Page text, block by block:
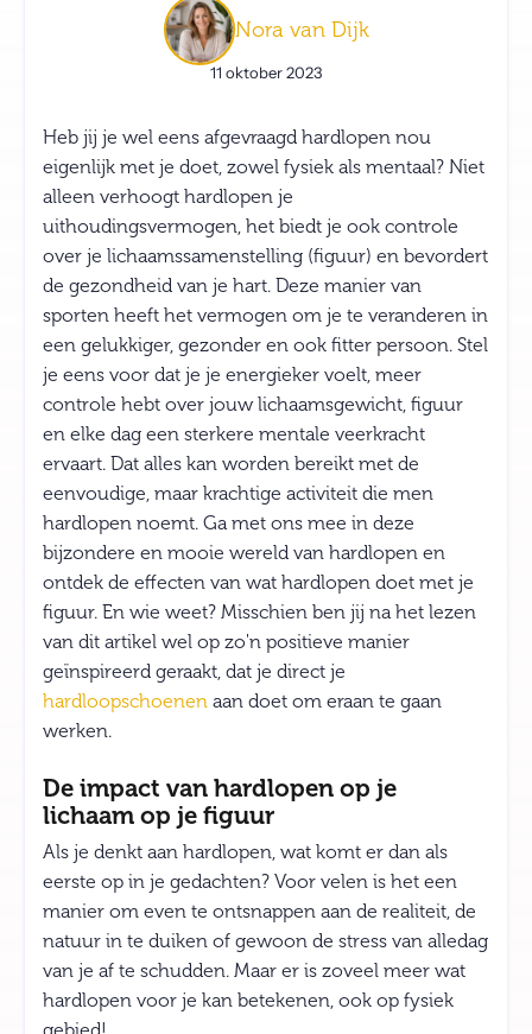
Nora van Dijk
11 oktober 2023
Heb jij je wel eens afgevraagd hardlopen nou
eigenlijk met je doet, zowel fysiek als mentaal? Niet
alleen verhoogt hardlopen je
uithoudingsvermogen, het biedt je ook controle
over je lichaamssamenstelling (figuur) en bevordert
de gezondheid van je hart. Deze manier van
sporten heeft het vermogen om je te veranderen in
een gelukkiger, gezonder en ook fitter persoon. Stel
je eens voor dat je je energieker voelt, meer
controle hebt over jouw lichaamsgewicht, figuur
en elke dag een sterkere mentale veerkracht
ervaart. Dat alles kan worden bereikt met de
eenvoudige, maar krachtige activiteit die men
hardlopen noemt. Ga met ons mee in deze
bijzondere en mooie wereld van hardlopen en
ontdek de effecten van wat hardlopen doet met je
figuur. En wie weet? Misschien ben jij na het lezen
van dit artikel wel op zo'n positieve manier
geïnspireerd geraakt, dat je direct je
hardloopschoenen aan doet om eraan te gaan
werken.
De impact van hardlopen op je
lichaam op je figuur
Als je denkt aan hardlopen, wat komt er dan als
eerste op in je gedachten? Voor velen is het een
manier om even te ontsnappen aan de realiteit, de
natuur in te duiken of gewoon de stress van alledag
van je af te schudden. Maar er is zoveel meer wat
hardlopen voor je kan betekenen, ook op fysiek